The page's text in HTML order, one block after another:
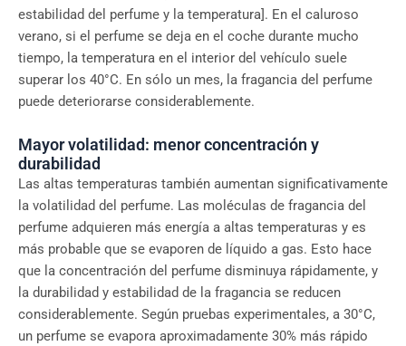
estabilidad del perfume y la temperatura]. En el caluroso
verano, si el perfume se deja en el coche durante mucho
tiempo, la temperatura en el interior del vehículo suele
superar los 40°C. En sólo un mes, la fragancia del perfume
puede deteriorarse considerablemente.
Mayor volatilidad: menor concentración y
durabilidad
Las altas temperaturas también aumentan significativamente
la volatilidad del perfume. Las moléculas de fragancia del
perfume adquieren más energía a altas temperaturas y es
más probable que se evaporen de líquido a gas. Esto hace
que la concentración del perfume disminuya rápidamente, y
la durabilidad y estabilidad de la fragancia se reducen
considerablemente. Según pruebas experimentales, a 30°C,
un perfume se evapora aproximadamente 30% más rápido